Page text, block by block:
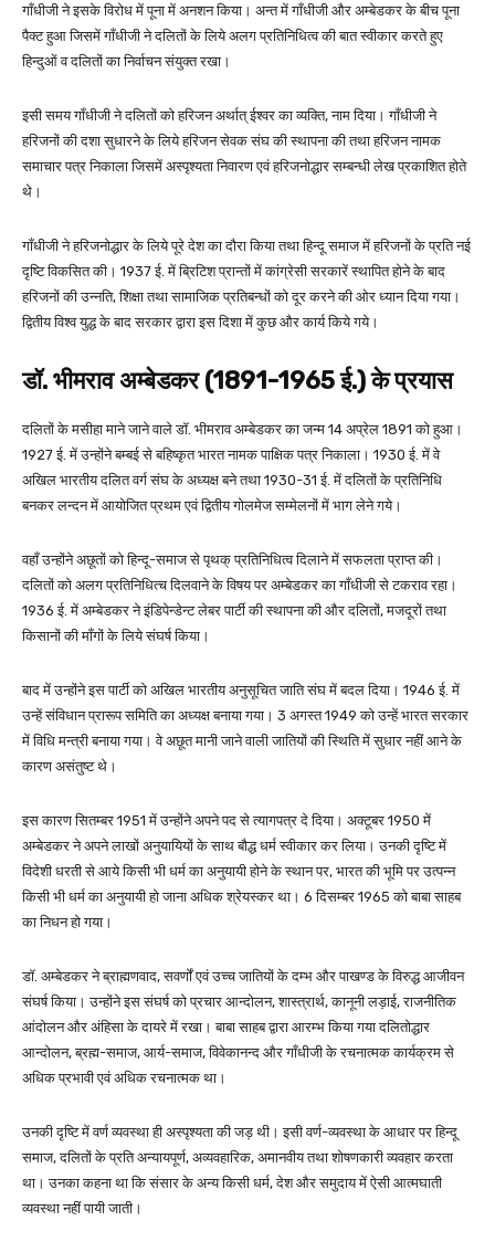
गाँधीजी ने इसके विरोध में पूना में अनशन किया। अन्त में गाँधीजी और अम्बेडकर के बीच पूना
पैक्ट हुआ जिसमें गाँधीजी ने दलितों के लिये अलग प्रतिनिधित्व की बात स्वीकार करते हुए
हिन्दुओं व दलितों का निर्वाचन संयुक्त रखा।
इसी समय गाँधीजी ने दलितों को हरिजन अर्थात् ईश्वर का व्यक्ति, नाम दिया। गाँधीजी ने
हरिजनों की दशा सुधारने के लिये हरिजन सेवक संघ की स्थापना की तथा हरिजन नामक
समाचार पत्र निकाला जिसमें अस्पृश्यता निवारण एवं हरिजनोद्धार सम्बन्धी लेख प्रकाशित होते
थे।
गाँधीजी ने हरिजनोद्धार के लिये पूरे देश का दौरा किया तथा हिन्दू समाज में हरिजनों के प्रति नई
दृष्टि विकसित की। 1937 ई. में ब्रिटिश प्रान्तों में कांग्रेसी सरकारें स्थापित होने के बाद
हरिजनों की उन्नति, शिक्षा तथा सामाजिक प्रतिबन्धों को दूर करने की ओर ध्यान दिया गया।
द्वितीय विश्व युद्ध के बाद सरकार द्वारा इस दिशा में कुछ और कार्य किये गये।
डॉ. भीमराव अम्बेडकर (1891-1965 ई.) के प्रयास
दलितों के मसीहा माने जाने वाले डॉ. भीमराव अम्बेडकर का जन्म 14 अप्रेल 1891 को हुआ।
1927 ई. में उन्होंने बम्बई से बहिष्कृत भारत नामक पाक्षिक पत्र निकाला। 1930 ई. में वे
अखिल भारतीय दलित वर्ग संघ के अध्यक्ष बने तथा 1930-31 ई. में दलितों के प्रतिनिधि
बनकर लन्दन में आयोजित प्रथम एवं द्वितीय गोलमेज सम्मेलनों में भाग लेने गये।
वहाँ उन्होंने अछूतों को हिन्दू-समाज से पृथक् प्रतिनिधित्व दिलाने में सफलता प्राप्त की।
दलितों को अलग प्रतिनिधित्च दिलवाने के विषय पर अम्बेडकर का गाँधीजी से टकराव रहा।
1936 ई. में अम्बेडकर ने इंडिपेन्डेन्ट लेबर पार्टी की स्थापना की और दलितों, मजदूरों तथा
किसानों की माँगों के लिये संघर्ष किया।
बाद में उन्होंने इस पार्टी को अखिल भारतीय अनुसूचित जाति संघ में बदल दिया। 1946 ई. में
उन्हें संविधान प्रारूप समिति का अध्यक्ष बनाया गया। 3 अगस्त 1949 को उन्हें भारत सरकार
में विधि मन्त्री बनाया गया। वे अछूत मानी जाने वाली जातियों की स्थिति में सुधार नहीं आने के
कारण असंतुष्ट थे।
इस कारण सितम्बर 1951 में उन्होंने अपने पद से त्यागपत्र दे दिया। अक्टूबर 1950 में
अम्बेडकर ने अपने लाखों अनुयायियों के साथ बौद्ध धर्म स्वीकार कर लिया। उनकी दृष्टि में
विदेशी धरती से आये किसी भी धर्म का अनुयायी होने के स्थान पर, भारत की भूमि पर उत्पन्न
किसी भी धर्म का अनुयायी हो जाना अधिक श्रेयस्कर था। 6 दिसम्बर 1965 को बाबा साहब
का निधन हो गया।
डॉ. अम्बेडकर ने ब्राह्मणवाद, सवर्णों एवं उच्च जातियों के दम्भ और पाखण्ड के विरुद्ध आजीवन
संघर्ष किया। उन्होंने इस संघर्ष को प्रचार आन्दोलन, शास्त्रार्थ, कानूनी लड़ाई, राजनीतिक
आंदोलन और अंहिसा के दायरे में रखा। बाबा साहब द्वारा आरम्भ किया गया दलितोद्धार
आन्दोलन, ब्रह्म-समाज, आर्य-समाज, विवेकानन्द और गाँधीजी के रचनात्मक कार्यक्रम से
अधिक प्रभावी एवं अधिक रचनात्मक था।
उनकी दृष्टि में वर्ण व्यवस्था ही अस्पृश्यता की जड़ थी। इसी वर्ण-व्यवस्था के आधार पर हिन्दू
समाज, दलितों के प्रति अन्यायपूर्ण, अव्यवहारिक, अमानवीय तथा शोषणकारी व्यवहार करता
था। उनका कहना था कि संसार के अन्य किसी धर्म, देश और समुदाय में ऐसी आत्मघाती
व्यवस्था नहीं पायी जाती।